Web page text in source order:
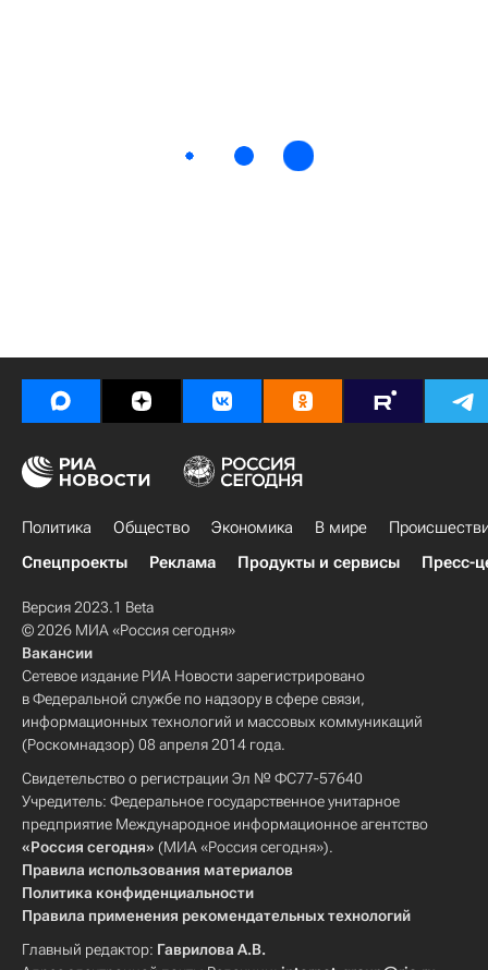
Политика Общество Экономика В мире
Спецпроекты
Реклама Продукты и сервисы Пресс-
Версия 2023.1 Beta
© 2026 МИА «Россия сегодня»
Вакансии
Сетевое издание РИА Новости зарегистрировано
в Федеральной службе по надзору в сфере связи,
информационных технологий и массовых коммуникаций
(Роскомнадзор) 08 апреля 2014 года.
Свидетельство о регистрации Эл № ФС77-57640
Учредитель: Федеральное государственное унитарное
предприятие Международное информационное агентство
«Россия сегодня» (МИА «Россия сегодня»).
Правила использования материалов
Политика конфиденциальности
Правила применения рекомендательных технологий
Главный редактор: Гаврилова А.В.